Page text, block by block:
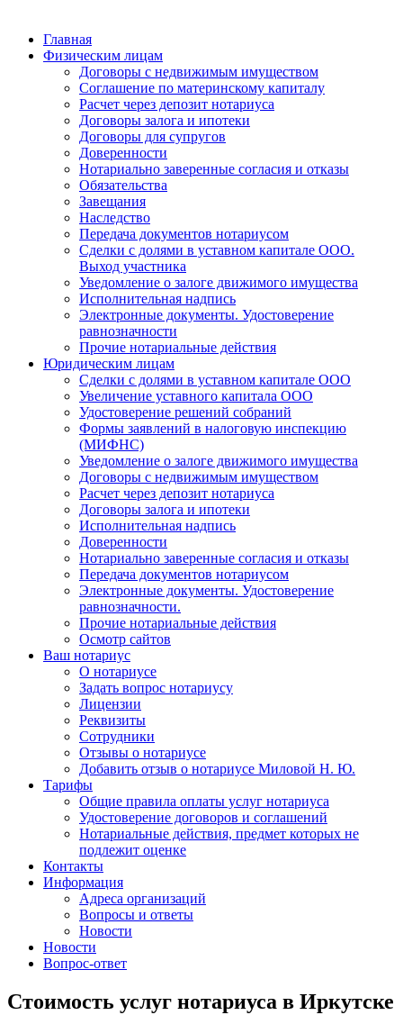
Главная
Физическим лицам
Договоры с недвижимым имуществом
Соглашение по материнскому капиталу
Расчет через депозит нотариуса
Договоры залога и ипотеки
Договоры для супругов
Доверенности
Нотариально заверенные согласия и отказы
Обязательства
Завещания
Наследство
Передача документов нотариусом
Сделки с долями в уставном капитале ООО.
Выход участника
Уведомление о залоге движимого имущества
Исполнительная надпись
Электронные документы. Удостоверение
равнозначности
Прочие нотариальные действия
Юридическим лицам
Сделки с долями в уставном капитале ООО
Увеличение уставного капитала ООО
Удостоверение решений собраний
Формы заявлений в налоговую инспекцию
(МИФНС)
Уведомление о залоге движимого имущества
Договоры с недвижимым имуществом
Расчет через депозит нотариуса
Договоры залога и ипотеки
Исполнительная надпись
Доверенности
Нотариально заверенные согласия и отказы
Передача документов нотариусом
Электронные документы. Удостоверение
равнозначности.
Прочие нотариальные действия
Осмотр сайтов
Ваш нотариус
О нотариусе
Задать вопрос нотариусу
Лицензии
Реквизиты
Сотрудники
Отзывы о нотариусе
Добавить отзыв о нотариусе Миловой Н. Ю.
Тарифы
Общие правила оплаты услуг нотариуса
Удостоверение договоров и соглашений
Нотариальные действия, предмет которых не
подлежит оценке
Контакты
Информация
Адреса организаций
Вопросы и ответы
Новости
Новости
Вопрос-ответ
Стоимость услуг нотариуса в Иркутске